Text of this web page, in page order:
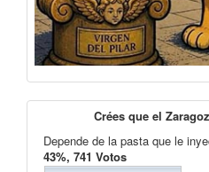
Crées que el
Depende de la pasta que le
43%, 741 Votos